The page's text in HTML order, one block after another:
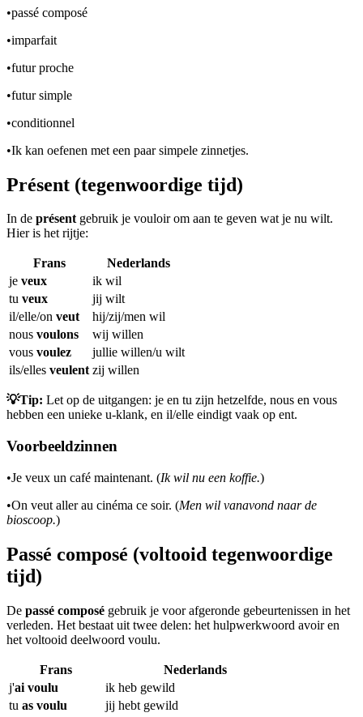
•passé composé
•imparfait
•futur proche
•futur simple
•conditionnel
•Ik kan oefenen met een paar simpele zinnetjes.
Présent (tegenwoordige tijd)
In de présentgebruik je vouloir om aan te geven wat je nu wilt.
Hier is het rijtje:
Frans
Nederlands
je veux
ik wil
tu veux
jij wilt
il/elle/on veut
hij/zij/men wil
nous voulons
wij willen
vous voulez
jullie willen/u wilt
ils/elles veulent zij willen
💡Tip: Let op de uitgangen: je en tu zijn hetzelfde, nous en vous
hebben een unieke u-klank, en il/elle eindigt vaak op ent.
Voorbeeldzinnen
•Je veux un café maintenant. (Ik wil nu een koffie.)
•On veut aller au cinéma ce soir. (Men wil vanavond naar de
bioscoop.)
Passé composé (voltooid tegenwoordige
tijd)
De passé composé gebruik je voor afgeronde gebeurtenissen in het
verleden. Het bestaat uit twee delen: het hulpwerkwoord avoir en
het voltooid deelwoord voulu.
Frans
Nederlands
j'ai voulu
ik heb gewild
tu as voulu
jij hebt gewild